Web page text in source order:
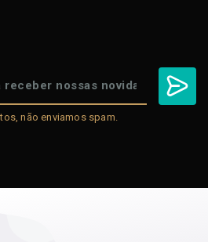
não enviamos spam.